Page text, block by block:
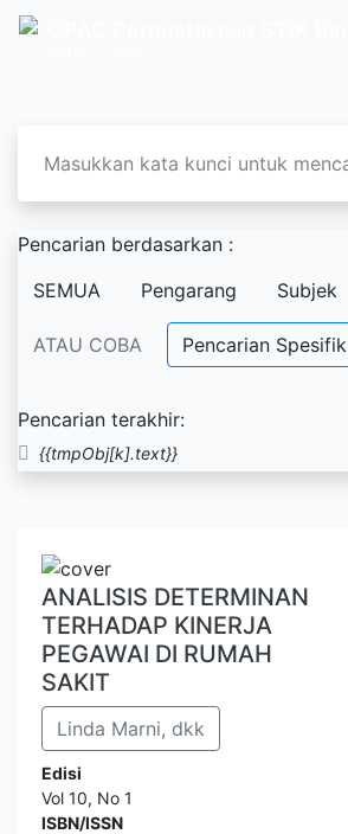
Pencarian berdasarkan :
SEMUA
Pengarang Subjek
ATAU COBA Pencarian Spesifik
Pencarian terakhir:
{{tmpObj[k].text}}
ANALISIS DETERMINAN
TERHADAP KINERJA
PEGAWAI DI RUMAH
SAKIT
Linda Marni, dkk
Edisi
Vol 10, No 1
ISBN/ISSN